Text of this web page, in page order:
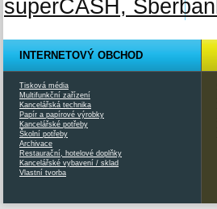
INTERNETOVÝ OBCHOD
Tisková média
Multifunkční zařízení
Kancelářská technika
Papír a papírové výrobky
Kancelářské potřeby
Školní potřeby
Archivace
Restaurační, hotelové doplňky
Kancelářské vybavení / sklad
Vlastní tvorba